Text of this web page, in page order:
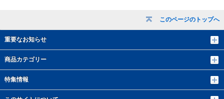
このページのトップへ
重要なお知らせ
商品カテゴリー
特集情報